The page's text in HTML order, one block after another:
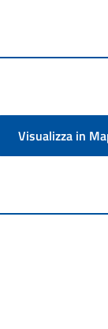
Visualizza in